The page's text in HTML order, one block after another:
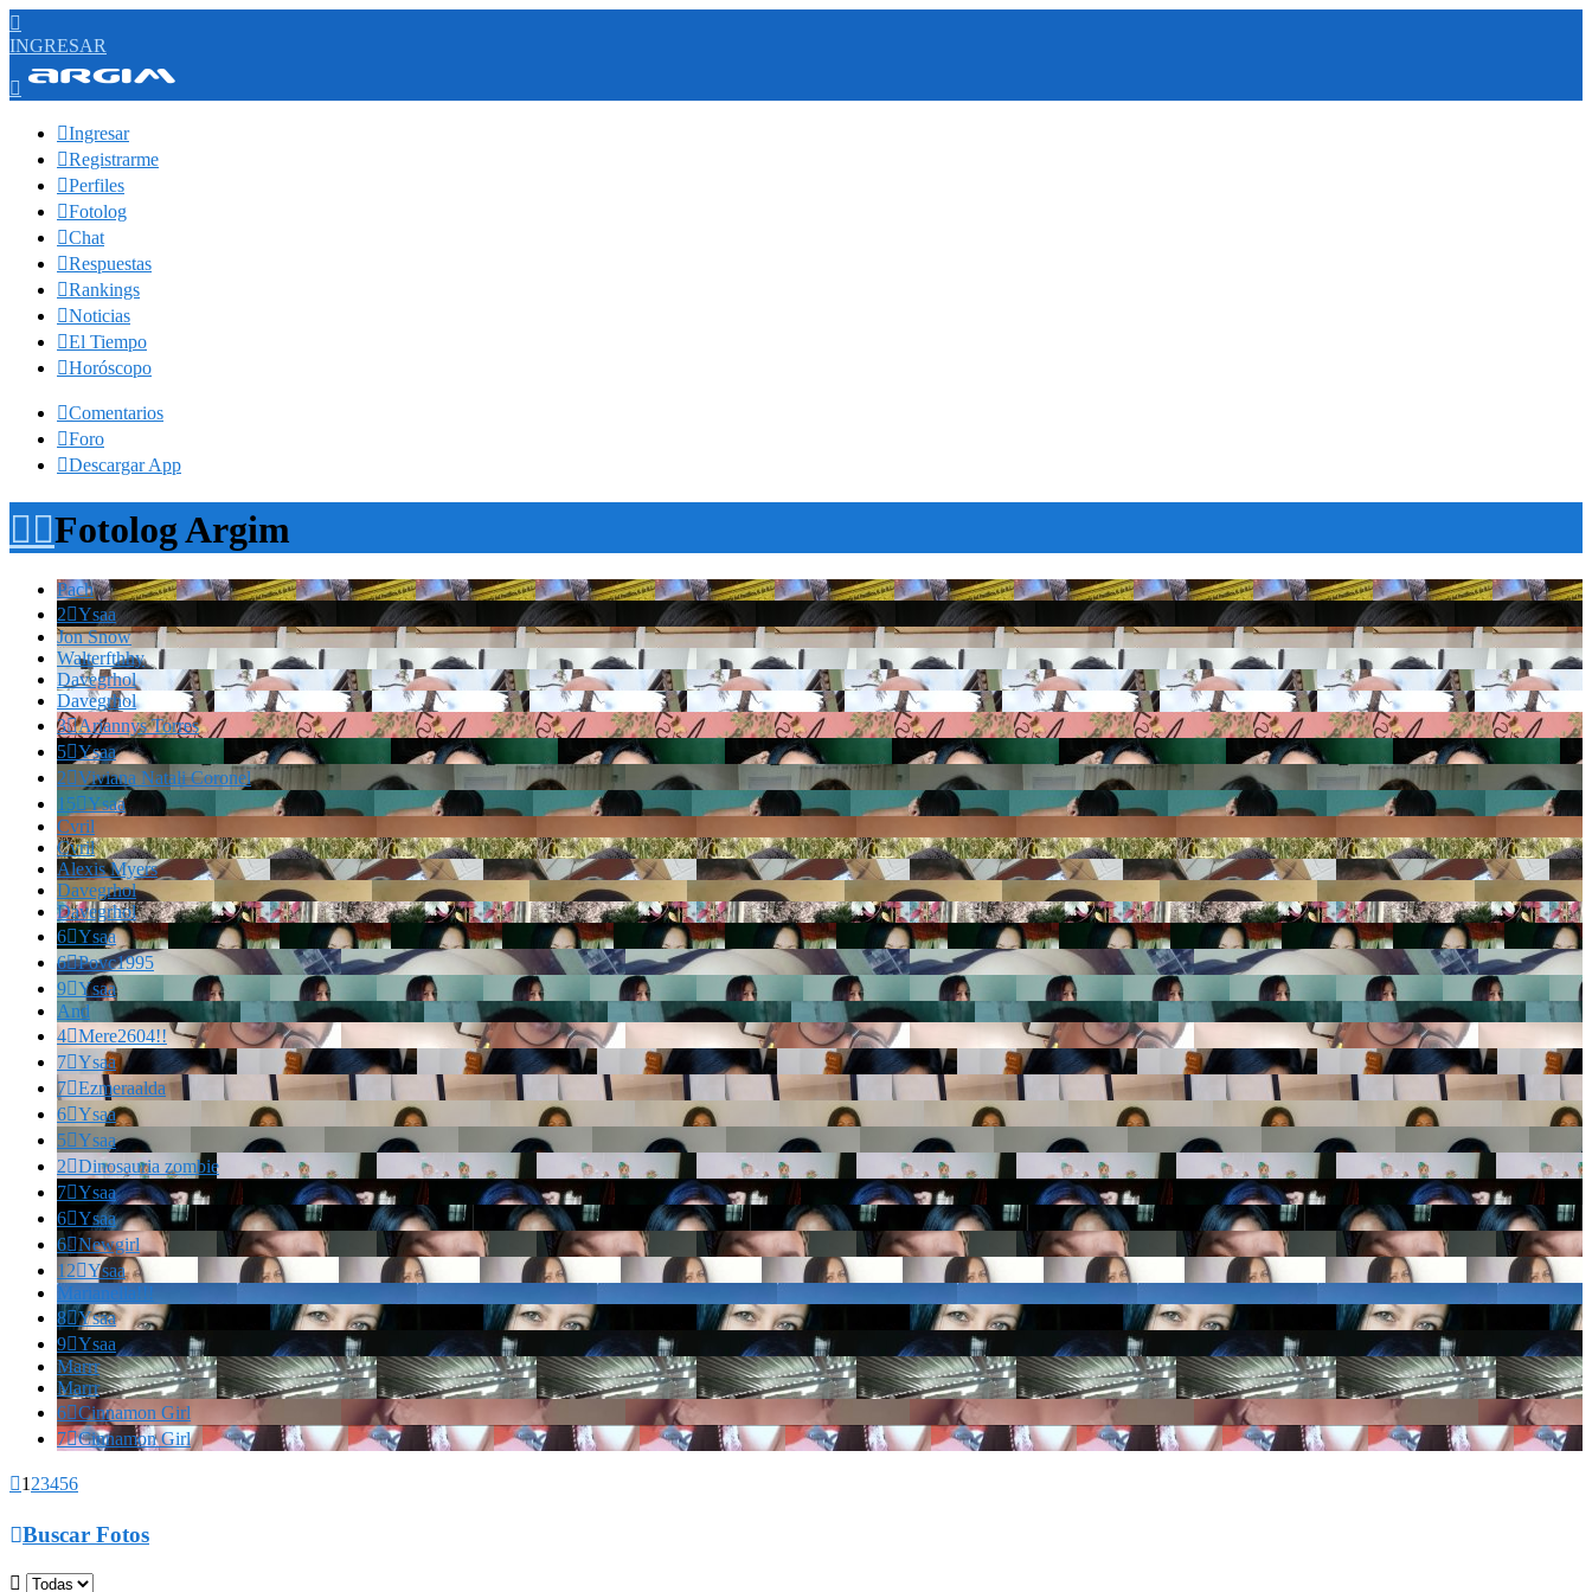

INGRESAR

Ingresar
Registrarme
Perfiles
Fotolog
Chat
Respuestas
Rankings
Noticias
El Tiempo
Horóscopo
Comentarios
Foro
Descargar App
Fotolog Argim
Pach
2Ysaa
Jon Snow
Walterfthhy
Davegrhol
Davegrhol
3Ariannys Torres
5Ysaa
2Viviana Natali Coronel
15Ysaa
Cvril
Cvril
Alexis Myers
Davegrhol
Davegrhol
6Ysaa
6Povc1995
9Ysaa
And
4Mere2604!!
7Ysaa
7Ezmeraalda
6Ysaa
5Ysaa
2Dinosauria zombie
7Ysaa
6Ysaa
6Newgirl
12Ysaa
Marianella!!!
8Ysaa
9Ysaa
Marrr
Marrr
6Cinnamon Girl
7Cinnamon Girl
1 23456
Buscar Fotos
